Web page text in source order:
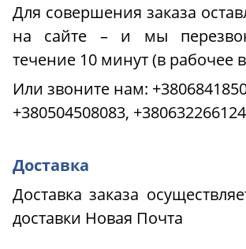
Для совершения заказа
на сайте – и мы
течение 10 минут (в рабочее
Или звоните нам:
+380504508083, +380632266124
Доставка
Доставка заказа
доставки Новая Почта